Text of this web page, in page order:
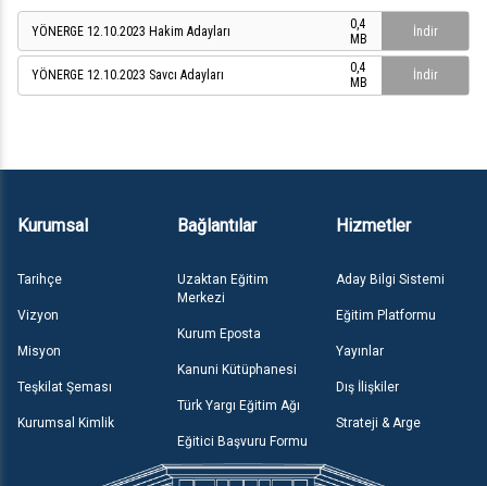
YÖNERGE 12.10.2023 Hakim Adayları
0,4
MB
İndir
YÖNERGE 12.10.2023 Savcı Adayları
0,4
MB
İndir
Kurumsal
Tarihçe
Vizyon
Misyon
Teşkilat Şeması
Kurumsal Kimlik
Bağlantılar
Uzaktan Eğitim
Merkezi
Kurum Eposta
Kanuni Kütüphanesi
Türk Yargı Eğitim Ağı
Eğitici Başvuru Formu
Hizmetler
Aday Bilgi Sistemi
Eğitim Platformu
Yayınlar
Dış İlişkiler
Strateji & Arge